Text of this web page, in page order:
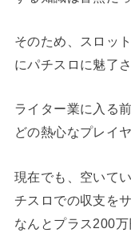
そのため、スロッ
にパチスロに魅了
ライター業に入る
どの熱心なプレイ
現在でも、空いて
チスロでの収支を
なんとプラス200